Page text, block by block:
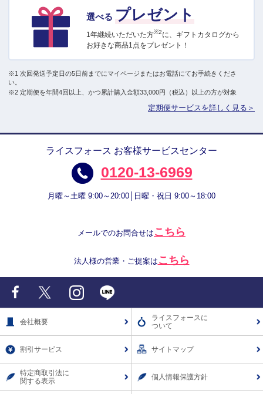
選べる プレゼント
1年継続いただいた方※2に、ギフトカタログから
お好きな商品1点をプレゼント！
※1 次回発送予定日の5日前までにマイページまたはお電話にてお手続きくださ
い。
※2 定期便を年間4回以上、かつ累計購入金額33,000円（税込）以上の方が対象
定期便サービスを詳しく見る＞
ライスフォース お客様サービスセンター
0120-13-6969
月曜～土曜 9:00～20:00│日曜・祝日 9:00～18:00
メールでのお問合せは こちら
法人様の営業・ご提案は こちら
Facebook
会社概要
ライスフォースに
ついて
割引サービス サイトマップ
特定商取引法に
関する表示
個人情報保護方針